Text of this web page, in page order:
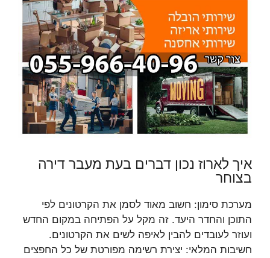
איך לארוז נכון דברים בעת מעבר דירה
בצוחר
מערכת סימון: חשוב מאוד לסמן את הקרטונים לפי
התוכן והחדר היעד. זה מקל על הפתיחה במקום החדש
ועוזר לעובדים להבין לאיפה לשים את הקרטונים.
חשיבות המלאי: יצירת רשימה מפורטת של כל החפצים